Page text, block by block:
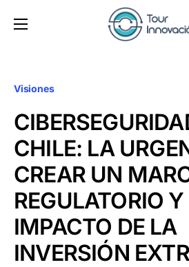
Visiones
CHILE: LA
CREAR UN
REGULATORIO Y
IMPACTO DE LA
INVERSIÓN